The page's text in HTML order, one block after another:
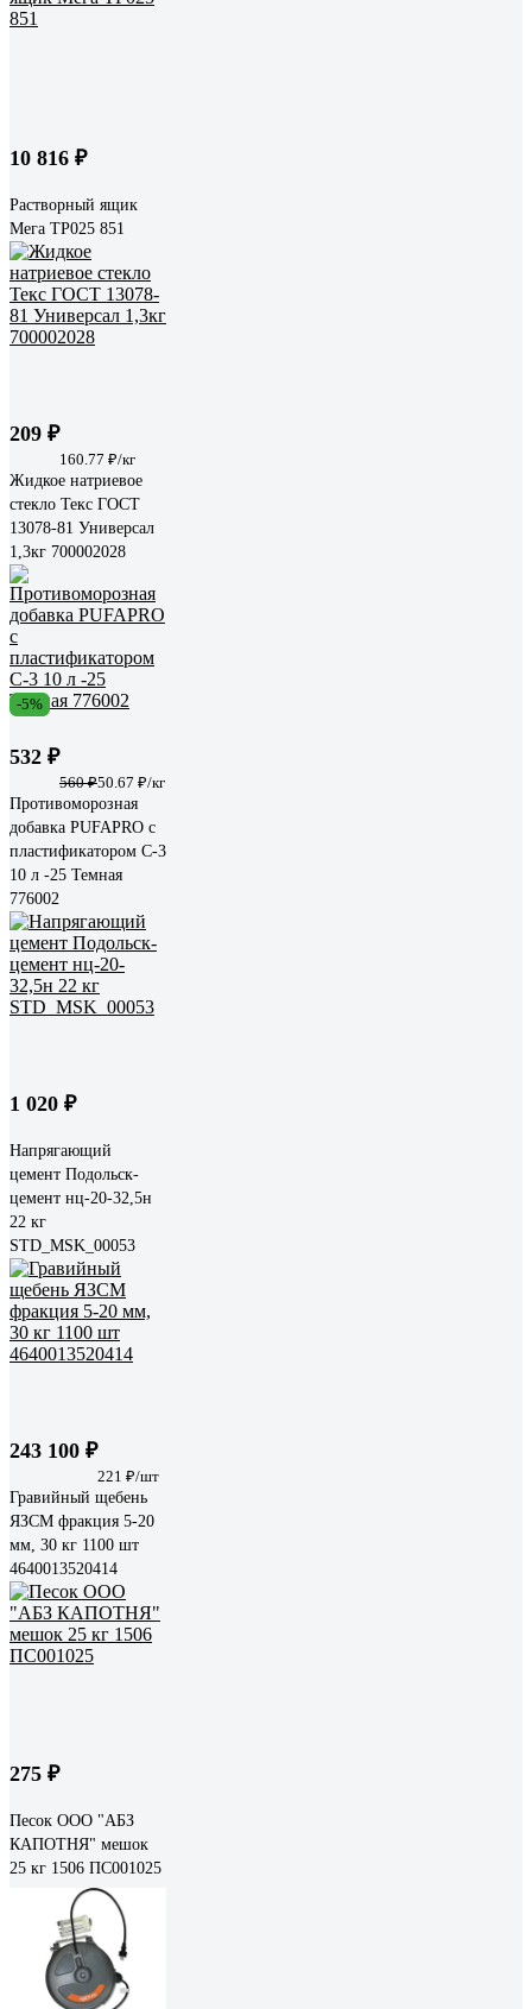
10 816 ₽
Растворный ящик
Мега ТР025 851
209 ₽
160.77 ₽/кг
Жидкое натриевое
стекло Текс ГОСТ
13078-81 Универсал
1,3кг 700002028
-5%
532 ₽
560 ₽50.67 ₽/кг
Противоморозная
добавка PUFAPRO с
пластификатором С-3
10 л -25 Темная
776002
1 020 ₽
Напрягающий
цемент Подольск-
цемент нц-20-32,5н
22 кг
STD_MSK_00053
243 100 ₽
221 ₽/шт
Гравийный щебень
ЯЗСМ фракция 5-20
мм, 30 кг 1100 шт
4640013520414
275 ₽
Песок ООО "АБЗ
КАПОТНЯ" мешок
25 кг 1506 ПС001025